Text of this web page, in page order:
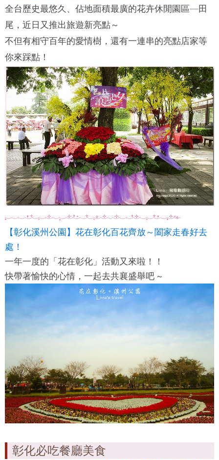
全台歷史最悠久、佔地面積最廣的花卉休閒園區—田
尾，近日又推出旅遊新亮點～
不但有相守百年的愛情樹，還有一連串的亮點店家等
你來踩點！
【彰化溪州公園】花在彰化百花齊放～闔家走春好去
處！
一年一度的「花在彰化」活動又來啦！！
快帶著愉快的心情，一起去共襄盛舉吧 ~
彰化必吃餐廳美食